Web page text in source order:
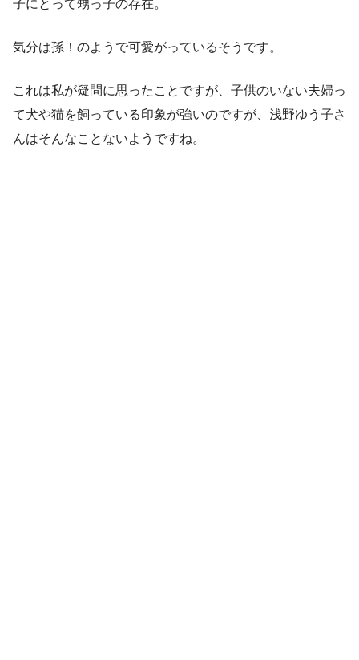
子にとって甥っ子の存在。
気分は孫！のようで可愛がっているそうです。
これは私が疑問に思ったことですが、子供のいない夫婦っ
て犬や猫を飼っている印象が強いのですが、浅野ゆう子さ
んはそんなことないようですね。